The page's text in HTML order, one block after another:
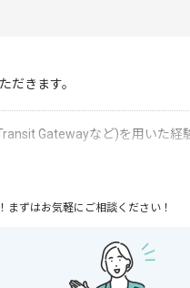
だきます。
Gatewayなど)を用いた経
ずはお気軽にご相談ください！